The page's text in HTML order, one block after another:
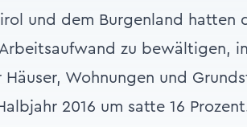
und dem Burgenland hatten
zu bewältigen,
Wohnungen und
2016 um satte 16